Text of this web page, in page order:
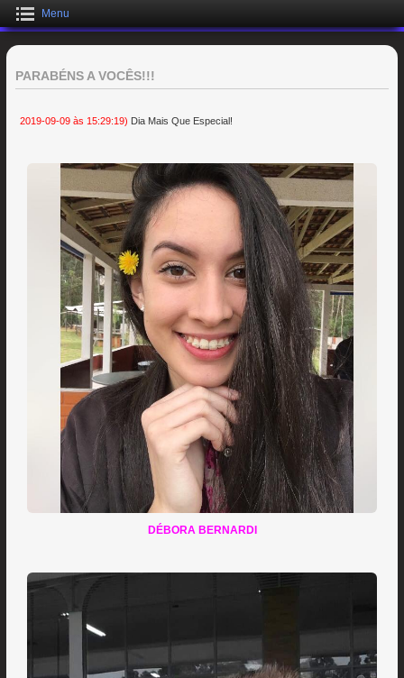
Menu
PARABÉNS A VOCÊS!!!
2019-09-09 às 15:29:19) Dia Mais Que Especial!
DÉBORA BERNARDI